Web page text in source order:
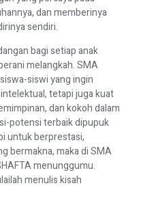
dan memberinya
sendiri.
bagi setiap anak
melangkah. SMA
siswi yang ingin
tetapi juga kuat
dan kokoh dalam
potensi terbaik dipupuk
untuk berprestasi,
bermakna, maka di SMA
menunggumu.
menulis kisah